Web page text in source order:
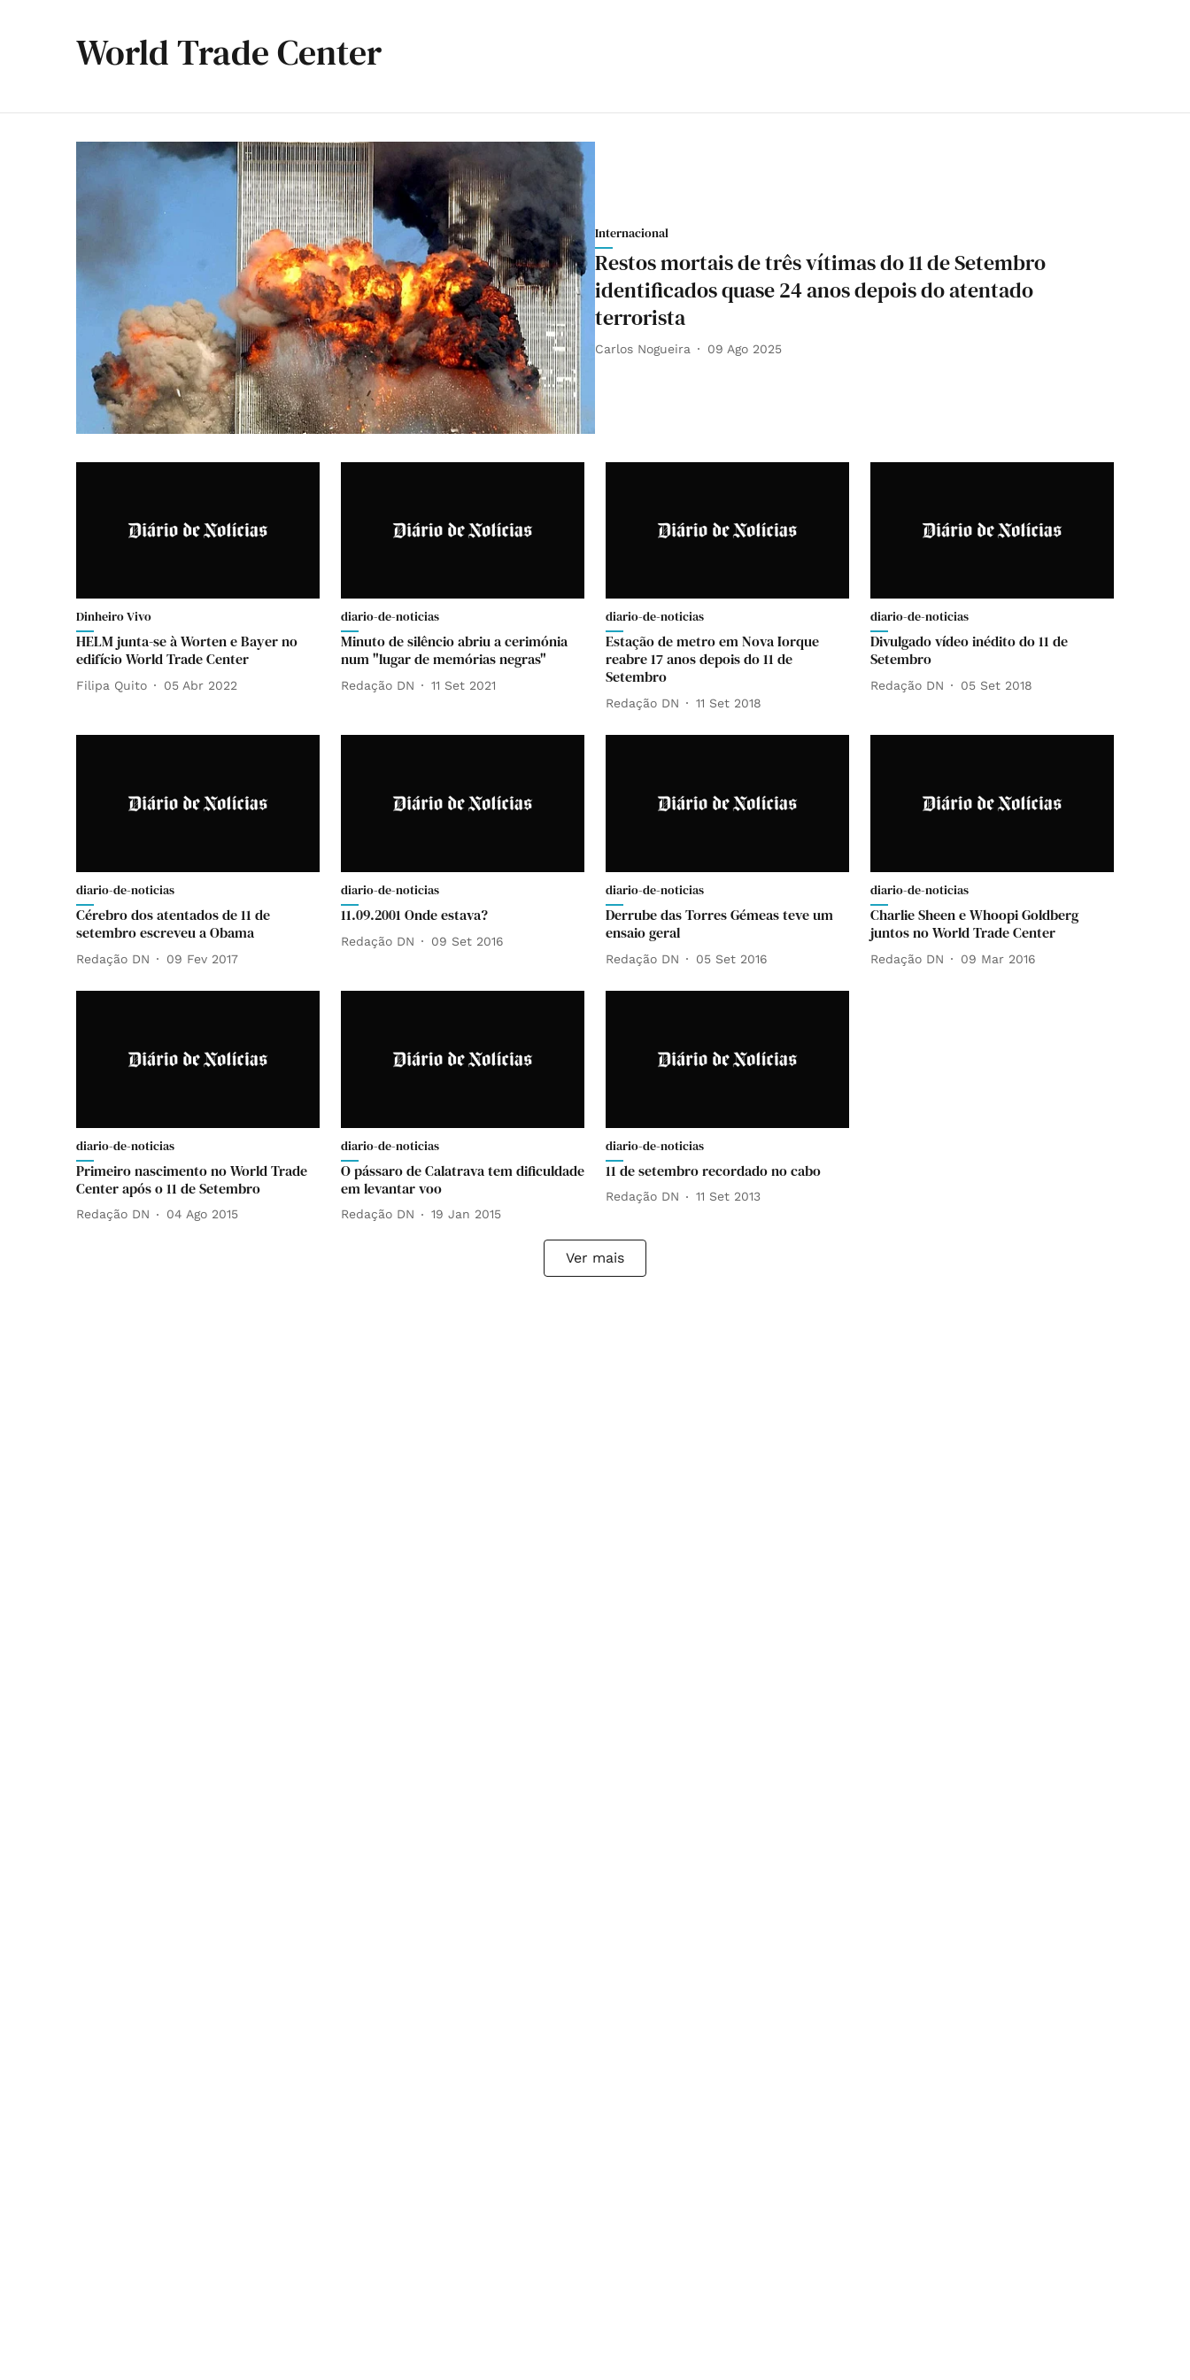
World Trade Center
Internacional
Restos mortais de três vítimas do 11 de Setembro
identificados quase 24 anos depois do atentado
terrorista
Carlos Nogueira 09 Ago 2025
Dinheiro Vivo
HELM junta-se à Worten e Bayer no
edifício World Trade Center
Filipa Quito 05 Abr 2022
diario-de-noticias
Minuto de silêncio abriu a cerimónia
num "lugar de memórias negras"
Redação DN 11 Set 2021
diario-de-noticias
Estação de metro em Nova Iorque
reabre 17 anos depois do 11 de
Setembro
Redação DN 11 Set 2018
diario-de-noticias
Divulgado vídeo inédito do 11 de
Setembro
Redação DN 05 Set 2018
diario-de-noticias
Cérebro dos atentados de 11 de
setembro escreveu a Obama
Redação DN 09 Fev 2017
diario-de-noticias
11.09.2001 Onde estava?
Redação DN 09 Set 2016
diario-de-noticias
Derrube das Torres Gémeas teve um
ensaio geral
Redação DN 05 Set 2016
diario-de-noticias
Charlie Sheen e Whoopi Goldberg
juntos no World Trade Center
Redação DN 09 Mar 2016
diario-de-noticias
Primeiro nascimento no World Trade
Center após o 11 de Setembro
Redação DN 04 Ago 2015
diario-de-noticias
O pássaro de Calatrava tem dificuldade
em levantar voo
Redação DN 19 Jan 2015
diario-de-noticias
11 de setembro recordado no cabo
Redação DN 11 Set 2013
Ver mais